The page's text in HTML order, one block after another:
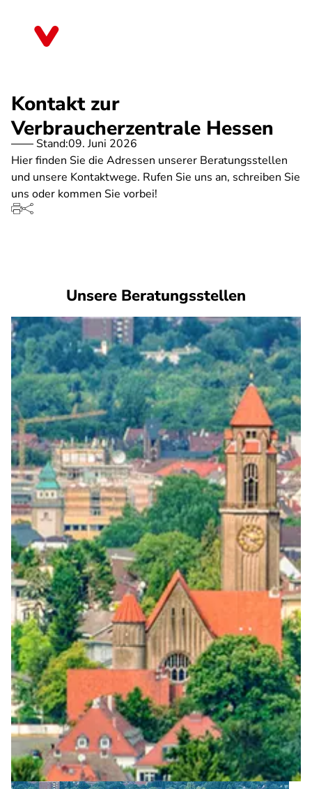
Kontakt zur
Verbraucherzentrale Hessen
Stand:09. Juni 2026
Hier finden Sie die Adressen unserer Beratungsstellen
und unsere Kontaktwege. Rufen Sie uns an, schreiben Sie
uns oder kommen Sie vorbei!
Unsere Beratungsstellen